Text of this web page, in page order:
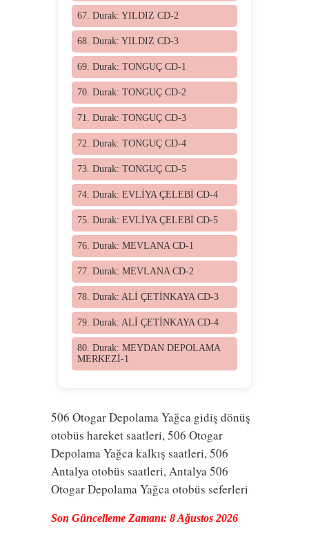
67. Durak: YILDIZ CD-2
68. Durak: YILDIZ CD-3
69. Durak: TONGUÇ CD-1
70. Durak: TONGUÇ CD-2
71. Durak: TONGUÇ CD-3
72. Durak: TONGUÇ CD-4
73. Durak: TONGUÇ CD-5
74. Durak: EVLİYA ÇELEBİ CD-4
75. Durak: EVLİYA ÇELEBİ CD-5
76. Durak: MEVLANA CD-1
77. Durak: MEVLANA CD-2
78. Durak: ALİ ÇETİNKAYA CD-3
79. Durak: ALİ ÇETİNKAYA CD-4
80. Durak: MEYDAN DEPOLAMA
MERKEZİ-1
506 Otogar Depolama Yağca gidiş dönüş
otobüs hareket saatleri, 506 Otogar
Depolama Yağca kalkış saatleri, 506
Antalya otobüs saatleri, Antalya 506
Otogar Depolama Yağca otobüs seferleri
Son Güncelleme Zamanı: 8 Ağustos 2026